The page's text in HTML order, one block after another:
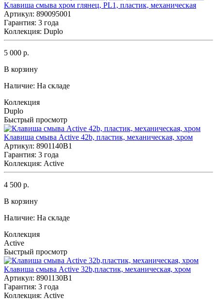
Клавиша смыва хром глянец, PL1, пластик, механическая
Артикул: 890095001
Гарантия: 3 года
Коллекция: Duplo
5 000 р.
В корзину
Наличие: На складе
Коллекция
Duplo
Быстрый просмотр
Клавиша смыва Active 42b, пластик, механическая, хром
Артикул: 8901140B1
Гарантия: 3 года
Коллекция: Active
4 500 р.
В корзину
Наличие: На складе
Коллекция
Active
Быстрый просмотр
Клавиша смыва Active 32b,пластик, механическая, хром
Артикул: 8901130B1
Гарантия: 3 года
Коллекция: Active